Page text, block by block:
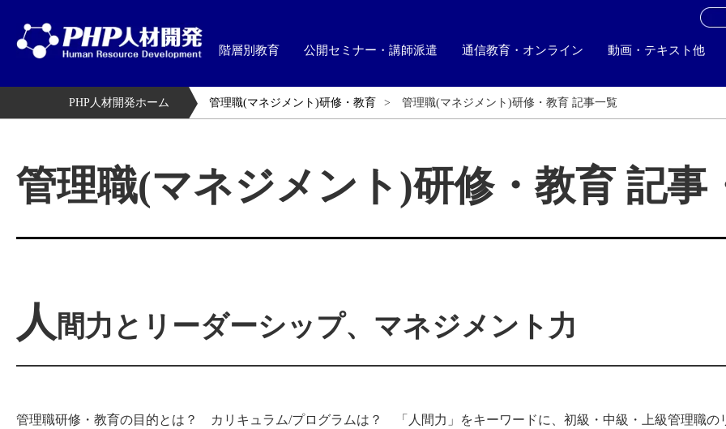
階層別教育 公開セミナー・講師派遣 通信教育・オンライン 動画・テキスト他
PHP人材開発ホーム 管理職(マネジメント)研修・教育 管理職(マネジメント)研修・教育 記事一覧
管理職(マネジメント)研修・教育 記
人 間力とリーダーシップ、マネジメント力
管理職研修・教育の目的とは？ カリキュラム/プログラムは？ 「人間力」をキーワードに、初級・中級・上級管理職の